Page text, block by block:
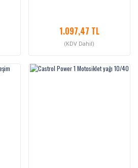
1.097,47 TL
(KDV Dahil)